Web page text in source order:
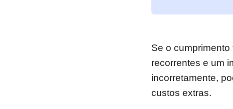
Se o
recorrentes e um
incorretamente,
custos extras.